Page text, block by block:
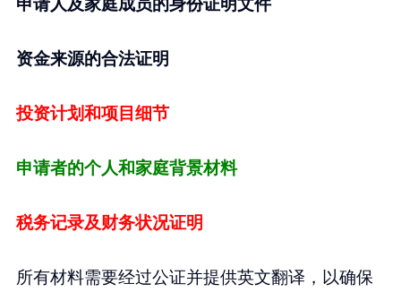
申请人及家庭成员的身份证明文件
资金来源的合法证明
投资计划和项目细节
申请者的个人和家庭背景材料
税务记录及财务状况证明
所有材料需要经过公证并提供英文翻译，以确保